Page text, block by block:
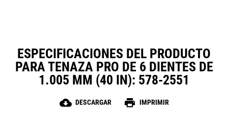
ESPECIFICACIONES DEL PRODUCTO
PARA TENAZA PRO DE 6 DIENTES DE
1.005 MM (40 IN): 578-2551
cloud_download DESCARGAR print IMPRIMIR